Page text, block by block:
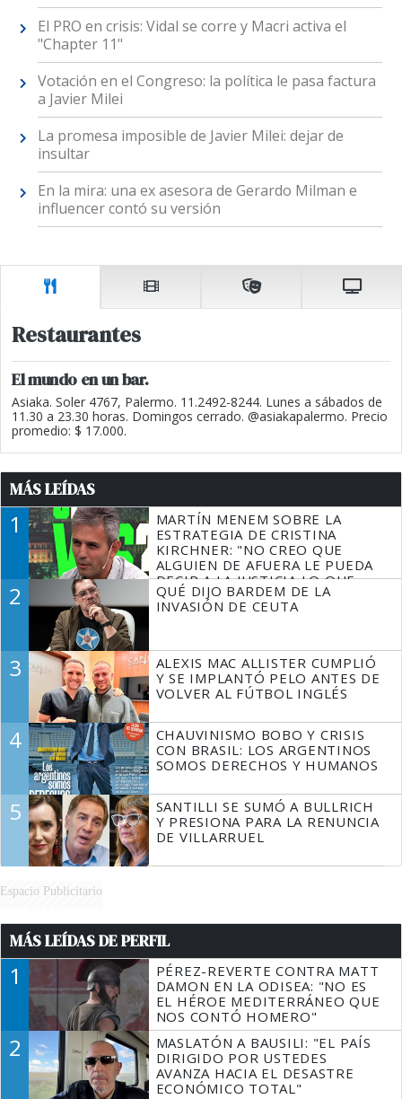
El PRO en crisis: Vidal se corre y Macri activa el
"Chapter 11"
Votación en el Congreso: la política le pasa factura
a Javier Milei
La promesa imposible de Javier Milei: dejar de
insultar
En la mira: una ex asesora de Gerardo Milman e
influencer contó su versión
Restaurantes
El mundo en un bar.
Asiaka. Soler 4767, Palermo. 11.2492-8244. Lunes a sábados de
11.30 a 23.30 horas. Domingos cerrado. @asiakapalermo. Precio
promedio: $ 17.000.
MÁS LEÍDAS
1
MARTÍN MENEM SOBRE LA
ESTRATEGIA DE CRISTINA
KIRCHNER: "NO CREO QUE
ALGUIEN DE AFUERA LE PUEDA
DECIR A LA JUSTICIA LO QUE
TIENE QUE HACER"
2
QUÉ DIJO BARDEM DE LA
INVASIÓN DE CEUTA
3
ALEXIS MAC ALLISTER CUMPLIÓ
Y SE IMPLANTÓ PELO ANTES DE
VOLVER AL FÚTBOL INGLÉS
4
CHAUVINISMO BOBO Y CRISIS
CON BRASIL: LOS ARGENTINOS
SOMOS DERECHOS Y HUMANOS
5
SANTILLI SE SUMÓ A BULLRICH
Y PRESIONA PARA LA RENUNCIA
DE VILLARRUEL
Espacio Publicitario
MÁS LEÍDAS DE PERFIL
1
PÉREZ-REVERTE CONTRA MATT
DAMON EN LA ODISEA: "NO ES
EL HÉROE MEDITERRÁNEO QUE
NOS CONTÓ HOMERO"
2
MASLATÓN A BAUSILI: "EL PAÍS
DIRIGIDO POR USTEDES
AVANZA HACIA EL DESASTRE
ECONÓMICO TOTAL"